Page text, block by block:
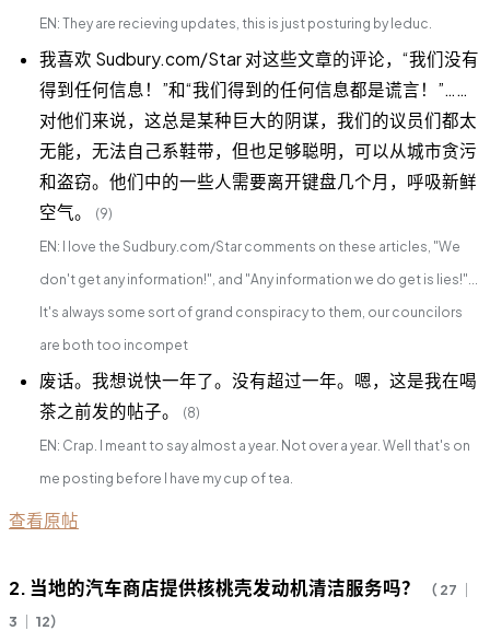
EN: They are recieving updates, this is just posturing by leduc.
我喜欢 Sudbury.com/Star 对这些文章的评论，“我们没有
得到任何信息！”和“我们得到的任何信息都是谎言！”……
对他们来说，这总是某种巨大的阴谋，我们的议员们都太
无能，无法自己系鞋带，但也足够聪明，可以从城市贪污
和盗窃。他们中的一些人需要离开键盘几个月，呼吸新鲜
空气。
(9)
EN: I love the Sudbury.com/Star comments on these articles, "We
don't get any information!", and "Any information we do get is lies!"...
It's always some sort of grand conspiracy to them, our councilors
are both too incompet
废话。我想说快一年了。没有超过一年。嗯，这是我在喝
茶之前发的帖子。
(8)
EN: Crap. I meant to say almost a year. Not over a year. Well that's on
me posting before I have my cup of tea.
查看原帖
2. 当地的汽车商店提供核桃壳发动机清洁服务吗？
（ 27 ｜
3 ｜ 12）